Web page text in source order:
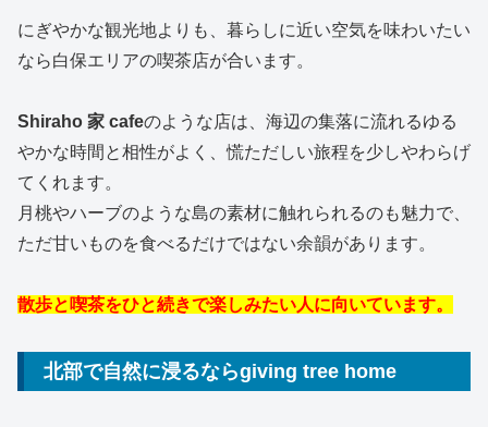
にぎやかな観光地よりも、暮らしに近い空気を味わいたい
なら白保エリアの喫茶店が合います。
Shiraho 家 cafeのような店は、海辺の集落に流れるゆる
やかな時間と相性がよく、慌ただしい旅程を少しやわらげ
てくれます。
月桃やハーブのような島の素材に触れられるのも魅力で、
ただ甘いものを食べるだけではない余韻があります。
散歩と喫茶をひと続きで楽しみたい人に向いています。
北部で自然に浸るならgiving tree home